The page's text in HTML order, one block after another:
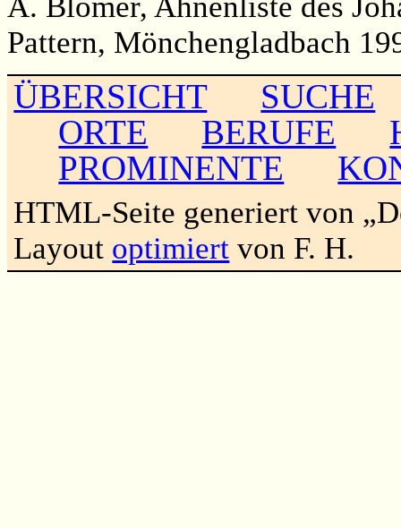
Pattern, Mönchengladbach
ÜBERSICHT
SUCHE
ORTE
BERUFE
PROMINENTE
HTML-Seite generiert von
Layout optimiert von F. H.